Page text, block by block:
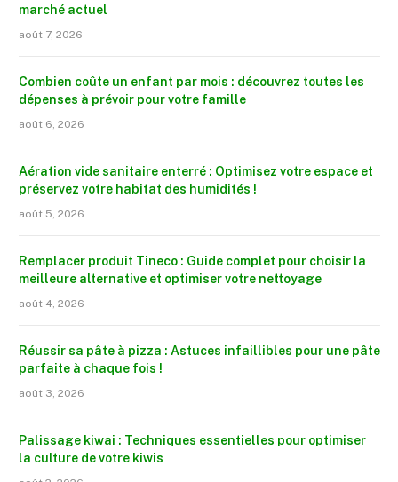
marché actuel
août 7, 2026
Combien coûte un enfant par mois : découvrez toutes les
dépenses à prévoir pour votre famille
août 6, 2026
Aération vide sanitaire enterré : Optimisez votre espace et
préservez votre habitat des humidités !
août 5, 2026
Remplacer produit Tineco : Guide complet pour choisir la
meilleure alternative et optimiser votre nettoyage
août 4, 2026
Réussir sa pâte à pizza : Astuces infaillibles pour une pâte
parfaite à chaque fois !
août 3, 2026
Palissage kiwai : Techniques essentielles pour optimiser
la culture de votre kiwis